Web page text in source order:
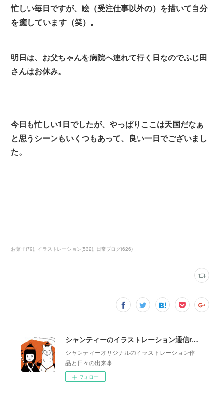
忙しい毎日ですが、絵（受注仕事以外の）を描いて自分
を癒しています（笑）。
明日は、お父ちゃんを病院へ連れて行く日なのでふじ田
さんはお休み。
今日も忙しい1日でしたが、やっぱりここは天国だなぁ
と思うシーンもいくつもあって、良い一日でございまし
た。
お菓子(79) イラストレーション(532) 日常ブログ(626)
シャンティーのイラストレーション通信rararashanty
シャンティーオリジナルのイラストレーション作
品と日々の出来事
フォロー